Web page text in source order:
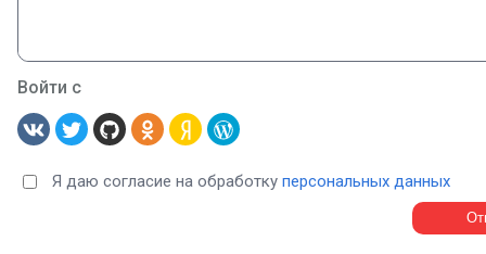
Войти с
Я даю согласие на обработку персональных данных